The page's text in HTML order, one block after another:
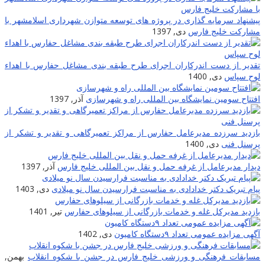
سرمایه گذاری در پروژه های توسعه متوازن شهرداری اسلامشهر با
خلیج فارس دی, 1397
از دست اندرکاران اجرای طرح طبقه بندی مشاغل حفارس با اهداء
سپاس دی, 1400
سومین نمایشگاه بین المللی راه و شهرسازی آذر, 1397
سرزده مدیرعامل حفارس از مراکز تعمیرگاهی و تقدیر و تشکر از
فنی دی, 1400
مدیرعامل از غرفه حمل و نقل بین المللی خلیج فارس آذر, 1397
تبریک دکتر خدادادی به مناسبت فرارسیدن سال نو میلادی دی, 1403
مدیرکل غله و خدمات بازرگانی از سیلوهای حفارس تیر, 1401
مزایده عمومی تعداد ۹دستگاه کامیون
دی, 1402
فرهنگی و ورزشی خلیج فارس در جشن با شکوه انقلاب بهمن,